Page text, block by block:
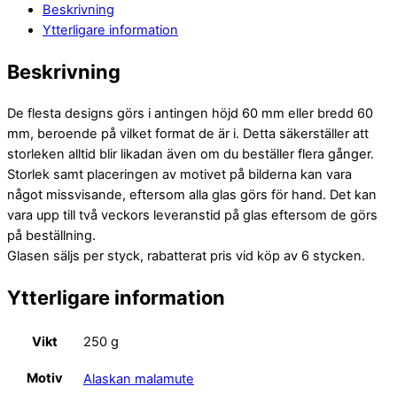
Beskrivning
Ytterligare information
Beskrivning
De flesta designs görs i antingen höjd 60 mm eller bredd 60
mm, beroende på vilket format de är i. Detta säkerställer att
storleken alltid blir likadan även om du beställer flera gånger.
Storlek samt placeringen av motivet på bilderna kan vara
något missvisande, eftersom alla glas görs för hand. Det kan
vara upp till två veckors leveranstid på glas eftersom de görs
på beställning.
Glasen säljs per styck, rabatterat pris vid köp av 6 stycken.
Ytterligare information
Vikt 250 g
Motiv Alaskan malamute